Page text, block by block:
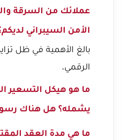
عملائك من السرقة
الأمن السيبراني
بالغ الأهمية في ظل
الرقمي.
ما هو هيكل التسعير
يشمله؟ هل هناك
ما هي مدة العقد